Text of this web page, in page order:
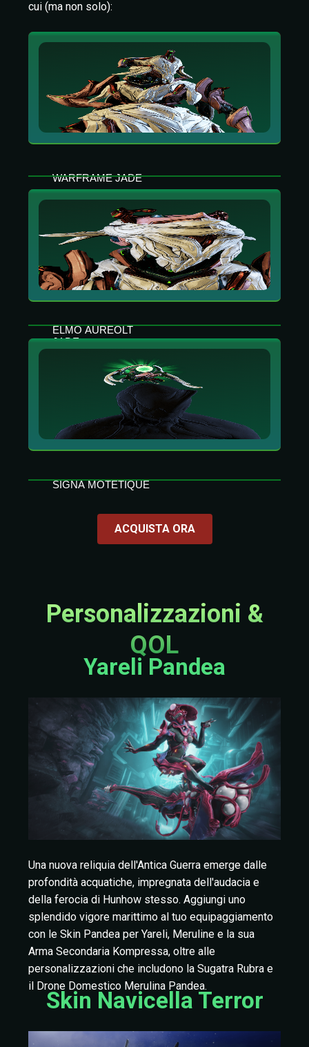
cui (ma non solo):
WARFRAME JADE
Lasciati affascinare dal canto della
devastazione. Tramite Jade, la Luce di Jade
può essere una forza di distruzione o una
fonte di sostegno.
ELMO AUREOLT
JADE
Afferma la natura sacra di Jade
SIGNA MOTETIQUE
l'atmosfera, la Signa Motetique valorizza il tuo
ACQUISTA ORA
Personalizzazioni &
QOL
Yareli Pandea
Una nuova reliquia dell'Antica Guerra emerge dalle
profondità acquatiche, impregnata dell'audacia e
della ferocia di Hunhow stesso. Aggiungi uno
splendido vigore marittimo al tuo equipaggiamento
con le Skin Pandea per Yareli, Meruline e la sua
Arma Secondaria Kompressa, oltre alle
personalizzazioni che includono la Sugatra Rubra e
il Drone Domestico Merulina Pandea.
Skin Navicella Terror